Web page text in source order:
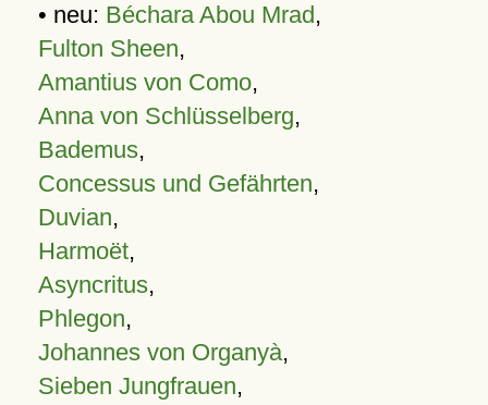
• neu: Béchara Abou Mrad,
Fulton Sheen,
Amantius von Como,
Anna von Schlüsselberg,
Bademus,
Concessus und Gefährten,
Duvian,
Harmoët,
Asyncritus,
Phlegon,
Johannes von Organyà,
Sieben Jungfrauen,